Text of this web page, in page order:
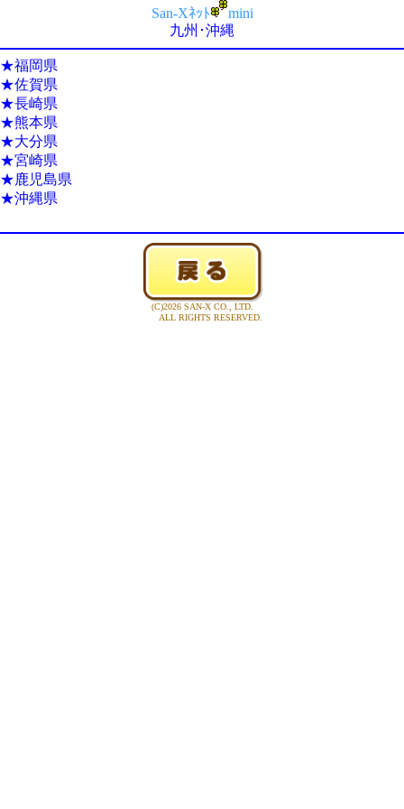
San-Xﾈｯﾄ
mini
九州･沖縄
★福岡県
★佐賀県
★長崎県
★熊本県
★大分県
★宮崎県
★鹿児島県
★沖縄県
(C)2026 SAN-X CO., LTD.
ALL RIGHTS RESERVED.